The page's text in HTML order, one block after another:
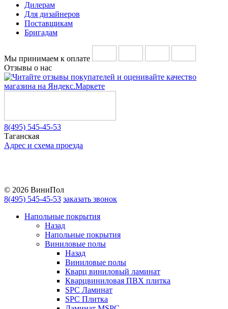
Дилерам
Для дизайнеров
Поставщикам
Бригадам
Мы принимаем к оплате
Отзывы о нас
8(495) 545-45-53
Таганская
Адрес и схема проезда
© 2026 ВиниПол
8(495) 545-45-53 заказать звонок
Напольные покрытия
Назад
Напольные покрытия
Виниловые полы
Назад
Виниловые полы
Кварц виниловый ламинат
Кварцвиниловая ПВХ плитка
SPC Ламинат
SPC Плитка